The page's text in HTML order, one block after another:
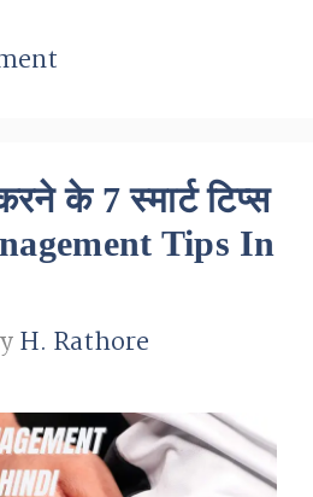
के 7 स्मार्ट टिप्स
Tips In
H. Rathore